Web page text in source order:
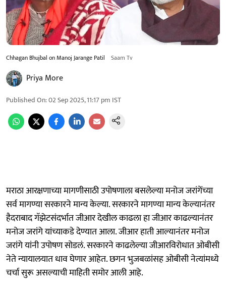
Chhagan Bhujbal on Manoj Jarange Patil Saam Tv
Priya More
Published On:02 Sep 2025, 11:17 pm IST
मराठा आरक्षणाच्या मागणीसाठी उपोषणाला बसलेल्या मनोज जरांगेंच्या
सर्व मागण्या सरकारने मान्य केल्या. सरकारने मागण्या मान्य केल्यानंतर
हैदराबाद गॅझेटसंदर्भात जीआर देखील काढला हा जीआर काढल्यानंतर
मनोज जरांगे यांच्याकडे देण्यात आला. जीआर हाती आल्यानंतर मनोज
जरांगे यांनी उपोषण सोडलं. सरकारने काढलेल्या जीआरविरोधात ओबीसी
नेते न्यायालयात धाव घेणार आहेत. छगन भुजबळांसह ओबीसी नेत्यांमध्ये
चर्चा सुरू असल्याची माहिती समोर आली आहे.